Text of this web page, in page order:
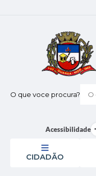
O que voce procura?
Acessibilidade
CIDADÃO